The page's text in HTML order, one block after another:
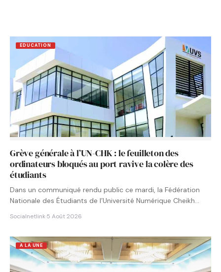
EDUCATION
Grève générale à l’UN-CHK : le feuilleton des
ordinateurs bloqués au port ravive la colère des
étudiants
Dans un communiqué rendu public ce mardi, la Fédération
Nationale des Étudiants de l’Université Numérique Cheikh
Socialnetlink·5 Août 2026
A LA UNE